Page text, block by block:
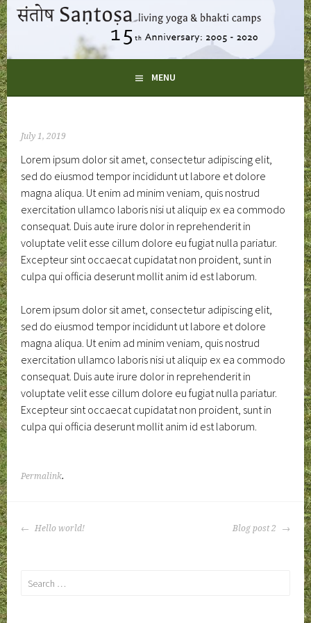
Skip
to
content
SANTOSA MENU
July 1, 2019
Lorem ipsum dolor sit amet, consectetur adipiscing elit,
sed do eiusmod tempor incididunt ut labore et dolore
magna aliqua. Ut enim ad minim veniam, quis nostrud
exercitation ullamco laboris nisi ut aliquip ex ea commodo
consequat. Duis aute irure dolor in reprehenderit in
voluptate velit esse cillum dolore eu fugiat nulla pariatur.
Excepteur sint occaecat cupidatat non proident, sunt in
culpa qui officia deserunt mollit anim id est laborum.
Lorem ipsum dolor sit amet, consectetur adipiscing elit,
sed do eiusmod tempor incididunt ut labore et dolore
magna aliqua. Ut enim ad minim veniam, quis nostrud
exercitation ullamco laboris nisi ut aliquip ex ea commodo
consequat. Duis aute irure dolor in reprehenderit in
voluptate velit esse cillum dolore eu fugiat nulla pariatur.
Excepteur sint occaecat cupidatat non proident, sunt in
culpa qui officia deserunt mollit anim id est laborum.
Permalink.
POST
Hello world! Blog post 2
Search